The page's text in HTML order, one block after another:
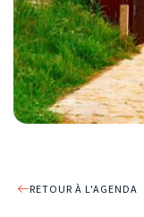
RETOUR À L'AGENDA